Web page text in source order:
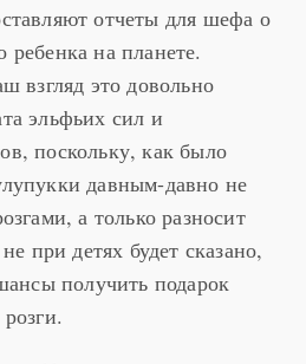
отчеты для шефа о
ребенка на планете.
взгляд это довольно
эльфьих сил и
поскольку, как было
давным-давно не
а только разносит
при детях будет сказано,
получить подарок